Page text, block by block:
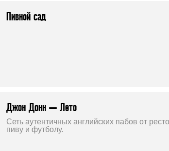
Пивной сад
Джон Донн — Лето
Сеть аутентичных английских пабов от
пиву и футболу.